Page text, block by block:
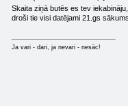
Skaita ziņā butēs es tev
droši tie visi datējami 21.gs
Ja vari - dari, ja nevari - nesāc!